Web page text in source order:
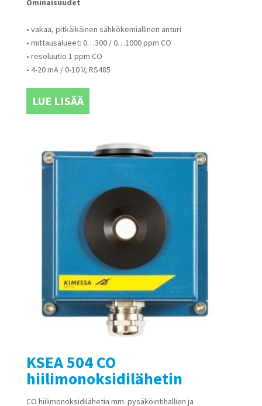
Ominaisuudet
• vakaa, pitkäikäinen sähkökemiallinen anturi
• mittausalueet: 0…300 / 0…1000 ppm CO
• resoluutio 1 ppm CO
• 4-20 mA / 0-10 V, RS485
LUE LISÄÄ
KSEA 504 CO
hiilimonoksidilähetin
CO hiilimonoksidilähetin mm. pysäköintihallien ja